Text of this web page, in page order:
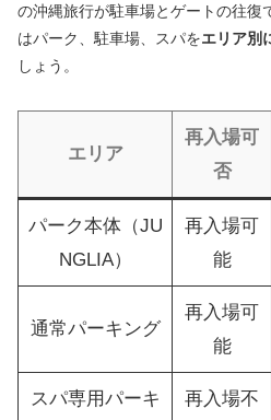
の沖縄旅行が駐車場とゲートの往復
はパーク、駐車場、スパをエリア別
しょう。
エリア
再入場可
否
パーク本体（JU
NGLIA）
再入場可
能
通常パーキング
再入場可
能
スパ専用パーキ
再入場不